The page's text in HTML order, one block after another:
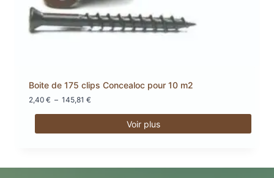
Boite de 175 clips Concealoc pour 10 m2
2,40 € – 145,81 €
2,40 €
Voir plus
a